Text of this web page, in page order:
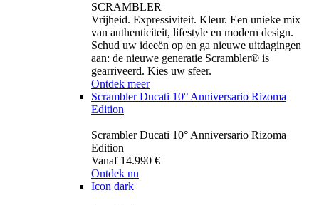
SCRAMBLER
Vrijheid. Expressiviteit. Kleur. Een unieke mix
van authenticiteit, lifestyle en modern design.
Schud uw ideeën op en ga nieuwe uitdagingen
aan: de nieuwe generatie Scrambler® is
gearriveerd. Kies uw sfeer.
Ontdek meer
Scrambler Ducati 10° Anniversario Rizoma
Edition
Scrambler Ducati 10° Anniversario Rizoma
Edition
Vanaf 14.990 €
Ontdek nu
Icon dark